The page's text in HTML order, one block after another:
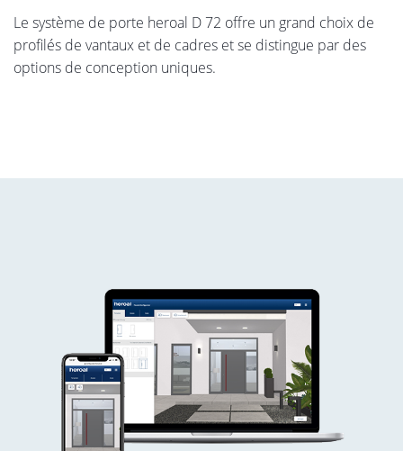
Le système de porte heroal D 72 offre un grand choix de
profilés de vantaux et de cadres et se distingue par des
options de conception uniques.